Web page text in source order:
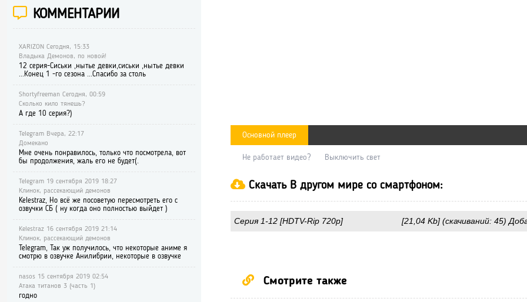
Основной плеер
Не работает видео? Выключить свет
Скачать В другом мире со смартфоном:
Серия 1-12 [HDTV-Rip 720p] [21,04 Kb] (cкачиваний: 45)
Смотрите также
КОММЕНТАРИИ
XARIZON Сегодня, 15:33
Владыка Демонов, по новой!
12 серия-Сиськи ,нытье девки,сиськи ,нытье девки
...Конец 1 -го сезона ...Спасибо за столь
Shortyfreeman Сегодня, 00:59
Сколько кило тянешь?
А где 10 серия?)
Telegram Вчера, 22:17
Домекано
Мне очень понравилось, только что посмотрела, вот
бы продолжения, жаль его не будет(.
Telegram 19 сентября 2019 18:27
Клинок, рассекающий демонов
Kelestraz, Но всё же посоветую пересмотреть его с
озвучки СБ ( ну когда оно полностью выйдет )
Kelestraz 16 сентября 2019 21:14
Клинок, рассекающий демонов
Telegram, Так уж получилось, что некоторые аниме я
смотрю в озвучке Анилибрии, некоторые в озвучке
nasos 15 сентября 2019 02:54
Атака титанов 3 (часть 1)
годно